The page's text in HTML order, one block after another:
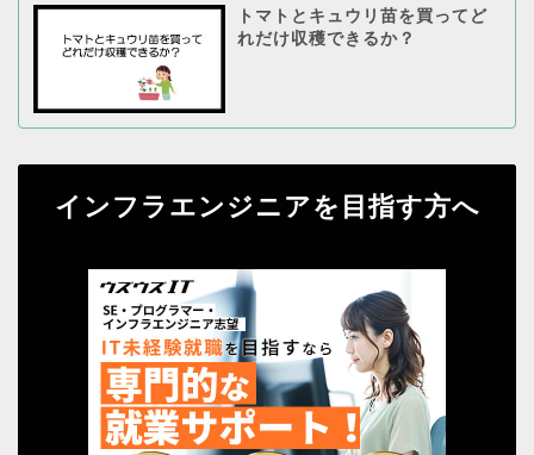
トマトとキュウリ苗を買ってど
れだけ収穫できるか？
インフラエンジニアを目指す方へ